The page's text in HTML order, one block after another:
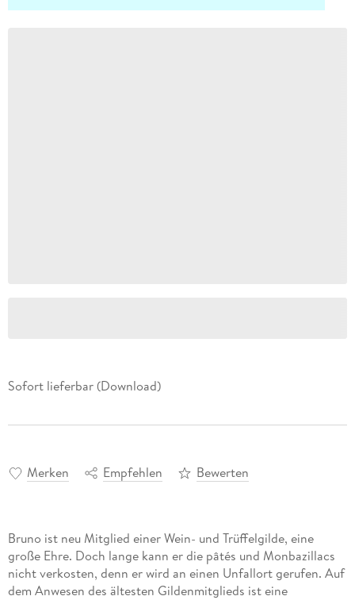
Sofort lieferbar (Download)
Merken Empfehlen Bewerten
Bruno ist neu Mitglied einer Wein- und Trüffelgilde, eine
große Ehre. Doch lange kann er die pâtés und Monbazillacs
nicht verkosten, denn er wird an einen Unfallort gerufen. Auf
dem Anwesen des ältesten Gildenmitglieds ist eine